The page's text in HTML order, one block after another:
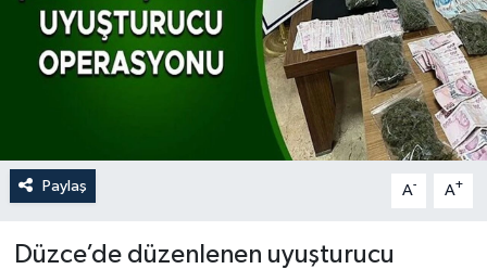
Paylaş A- A+
Düzce’de düzenlenen uyuşturucu